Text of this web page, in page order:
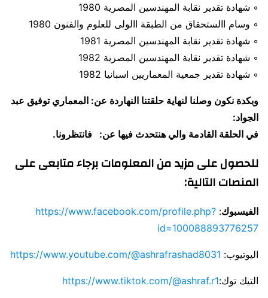
◦ شهادة تقدير نقابة المهندسين المصرية 1980
◦ وسام االستحقاق من الطبقة االولى للعلوم والفنون 1980
◦ شهادة تقدير نقابة المهندسين المصرية 1981
◦ شهادة تقدير نقابة المهندسين المصرية 1982
◦ شهادة تقدير جمعية المعماريين اسبانيا 1982
وبكدة نكون وصلنا لنهاية حلقتنا النهاردة عن: المعماري توفيق عبد
الجواد:
في الحلقة القادمة والي هنتحدث فيها عن: فانتظرونا.
للحصول على مزيد من المعلومات برجاء متابعى على
المنصات التالية:
الفيسبوك:
https://www.facebook.com/profile.php?
id=100088893776257
اليوتيوب: https://www.youtube.com/@ashrafrashad8031
التيك توك:https://www.tiktok.com/@ashraf.r1